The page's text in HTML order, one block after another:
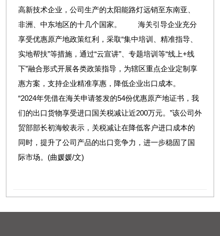
高新技术企业，公司生产的太阳能路灯远销至东南亚、
非洲、中东地区的十几个国家。 海关引导企业充分
享受优惠原产地政策红利，采取“集中培训、精准指导、
实地帮扶”等措施，通过“云宣讲”、专题培训等“线上+线
下”融合形式开展各类政策指导，为辖区重点企业定制享
惠方案，支持企业精准享惠，降低企业出口成本。
“2024年凭借在海关申请签发的54份优惠原产地证书，我
们的出口货物享受进口国关税减让近200万元。”该公司外
贸部部长初海蛟表示，关税减让在降低客户进口成本的
同时，提升了公司产品的出口竞争力，进一步稳固了国
际市场。(曲媛媛/文)